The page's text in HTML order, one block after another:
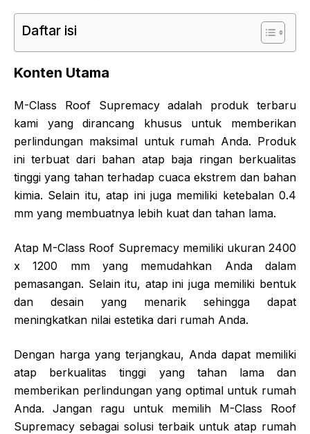
Daftar isi
Konten Utama
M-Class Roof Supremacy adalah produk terbaru
kami yang dirancang khusus untuk memberikan
perlindungan maksimal untuk rumah Anda. Produk
ini terbuat dari bahan atap baja ringan berkualitas
tinggi yang tahan terhadap cuaca ekstrem dan bahan
kimia. Selain itu, atap ini juga memiliki ketebalan 0.4
mm yang membuatnya lebih kuat dan tahan lama.
Atap M-Class Roof Supremacy memiliki ukuran 2400
x 1200 mm yang memudahkan Anda dalam
pemasangan. Selain itu, atap ini juga memiliki bentuk
dan desain yang menarik sehingga dapat
meningkatkan nilai estetika dari rumah Anda.
Dengan harga yang terjangkau, Anda dapat memiliki
atap berkualitas tinggi yang tahan lama dan
memberikan perlindungan yang optimal untuk rumah
Anda. Jangan ragu untuk memilih M-Class Roof
Supremacy sebagai solusi terbaik untuk atap rumah